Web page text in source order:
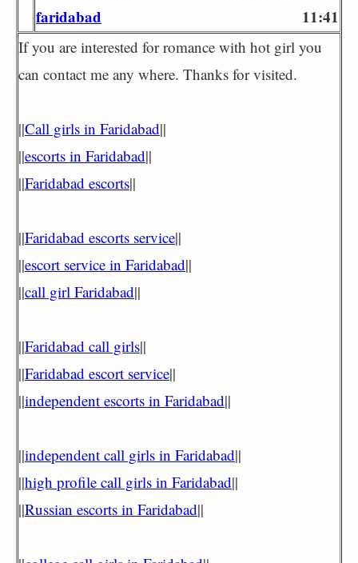
faridabad
11:41
If you are interested for romance with hot girl you
can contact me any where. Thanks for visited.
||Call girls in Faridabad||
||escorts in Faridabad||
||Faridabad escorts||
||Faridabad escorts service||
||escort service in Faridabad||
||call girl Faridabad||
||Faridabad call girls||
||Faridabad escort service||
||independent escorts in Faridabad||
||independent call girls in Faridabad||
||high profile call girls in Faridabad||
||Russian escorts in Faridabad||